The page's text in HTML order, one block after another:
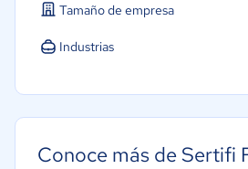
Tamaño de empresa
Industrias
Conoce más de Sertifi